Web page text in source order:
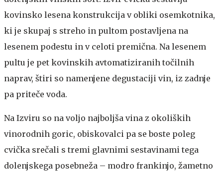
kovinsko lesena konstrukcija v obliki osemkotnika,
ki je skupaj s streho in pultom postavljena na
lesenem podestu in v celoti premična. Na lesenem
pultu je pet kovinskih avtomatiziranih točilnih
naprav, štiri so namenjene degustaciji vin, iz zadnje
pa priteče voda.
Na Izviru so na voljo najboljša vina z okoliških
vinorodnih goric, obiskovalci pa se boste poleg
cvička srečali s tremi glavnimi sestavinami tega
dolenjskega posebneža – modro frankinjo, žametno